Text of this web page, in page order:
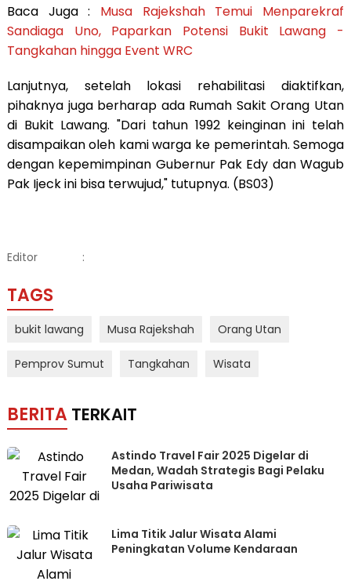
Baca Juga : Musa Rajekshah Temui Menparekraf
Sandiaga Uno, Paparkan Potensi Bukit Lawang -
Tangkahan hingga Event WRC
Lanjutnya, setelah lokasi rehabilitasi diaktifkan,
pihaknya juga berharap ada Rumah Sakit Orang Utan
di Bukit Lawang. "Dari tahun 1992 keinginan ini telah
disampaikan oleh kami warga ke pemerintah. Semoga
dengan kepemimpinan Gubernur Pak Edy dan Wagub
Pak Ijeck ini bisa terwujud," tutupnya. (BS03)
Editor :
TAGS
bukit lawang Musa Rajekshah Orang Utan
Pemprov Sumut Tangkahan Wisata
BERITA TERKAIT
Astindo Travel Fair 2025 Digelar di
Medan, Wadah Strategis Bagi Pelaku
Usaha Pariwisata
Lima Titik Jalur Wisata Alami
Peningkatan Volume Kendaraan